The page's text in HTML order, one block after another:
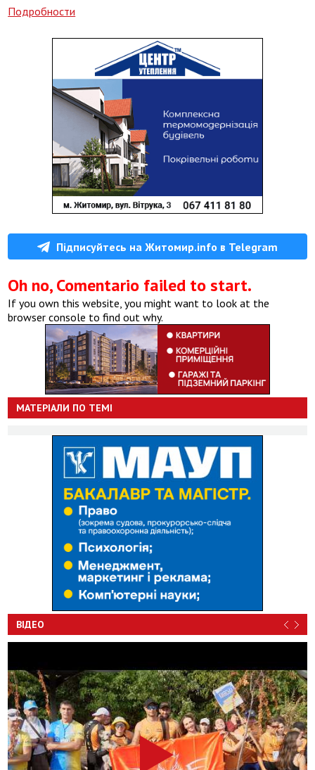
Подробности
Підписуйтесь на Житомир.info в Telegram
Oh no, Comentario failed to start.
If you own this website, you might want to look at the
browser console to find out why.
МАТЕРІАЛИ ПО ТЕМІ
ВІДЕО